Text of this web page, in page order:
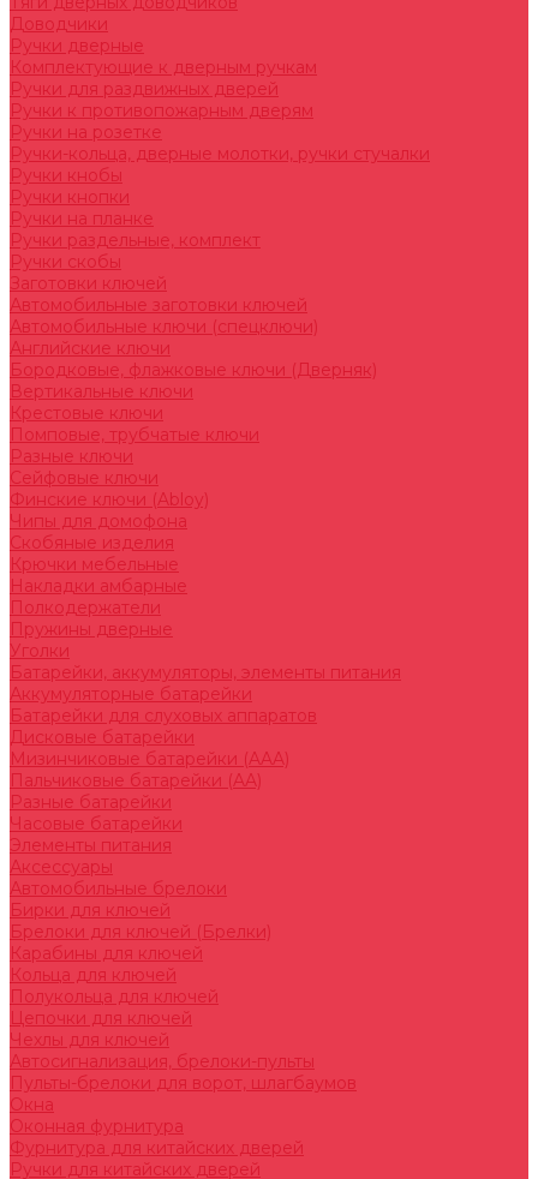
Доводчики
Ручки дверные
Комплектующие к дверным ручкам
Ручки для раздвижных дверей
Ручки к противопожарным дверям
Ручки на розетке
Ручки-кольца, дверные молотки, ручки стучалки
Ручки кнобы
Ручки кнопки
Ручки на планке
Ручки раздельные, комплект
Ручки скобы
Заготовки ключей
Автомобильные заготовки ключей
Автомобильные ключи (спецключи)
Английские ключи
Бородковые, флажковые ключи (Дверняк)
Вертикальные ключи
Крестовые ключи
Помповые, трубчатые ключи
Разные ключи
Сейфовые ключи
Финские ключи (Abloy)
Чипы для домофона
Скобяные изделия
Крючки мебельные
Накладки амбарные
Полкодержатели
Пружины дверные
Уголки
Батарейки, аккумуляторы, элементы питания
Аккумуляторные батарейки
Батарейки для слуховых аппаратов
Дисковые батарейки
Мизинчиковые батарейки (AAA)
Пальчиковые батарейки (AA)
Разные батарейки
Часовые батарейки
Элементы питания
Аксессуары
Автомобильные брелоки
Бирки для ключей
Брелоки для ключей (Брелки)
Карабины для ключей
Кольца для ключей
Полукольца для ключей
Цепочки для ключей
Чехлы для ключей
Автосигнализация, брелоки-пульты
Пульты-брелоки для ворот, шлагбаумов
Окна
Оконная фурнитура
Фурнитура для китайских дверей
Ручки для китайских дверей